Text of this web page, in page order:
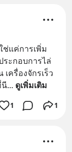
ช่แค่การเพิ่ม
ะกอบการไล่
ครื่องจักรเร็ว
นี... ดูเพิ่มเติม
1 1